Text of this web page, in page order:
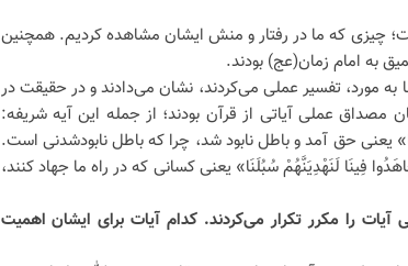
چیزی که ما در رفتار و منش ایشان مشاهده کردیم. همچنین
به امام زمان(عج) بودند.
به مورد، تفسیر عملی می‌کردند، نشان می‌دادند و در حقیقت در
مصداق عملی آیاتی از قرآن بودند؛ از جمله این آیه شریفه:
یعنی حق آمد و باطل نابود شد، چرا که باطل نابودشدنی است.
فِینَا لَنَهْدِیَنَّهُمْ سُبُلَنَا» یعنی کسانی که در راه ما جهاد کنند،
را مکرر تکرار می‌کردند. کدام آیات برای ایشان اهمیت